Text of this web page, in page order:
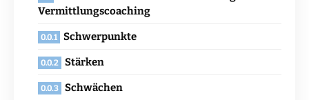
Vermittlungscoaching
Schwerpunkte
Stärken
Schwächen